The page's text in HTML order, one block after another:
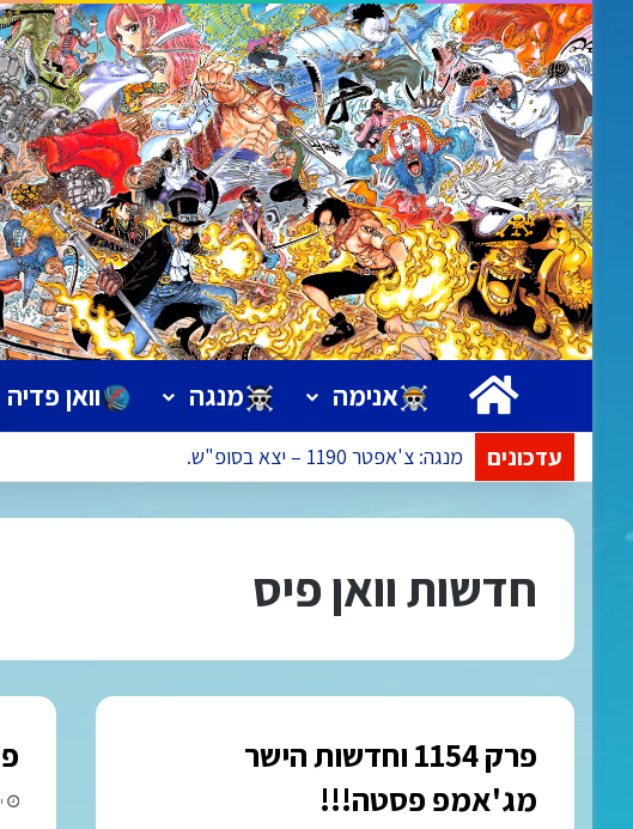
ראשי אנימה מנגה וואן פדיה
עדכונים אנימה: פרק 1172 – הפרק בעריכה
חדשות וואן פיס
פרק 1154 וחדשות הישר
מג'אמפ פסטה!!!
פרק